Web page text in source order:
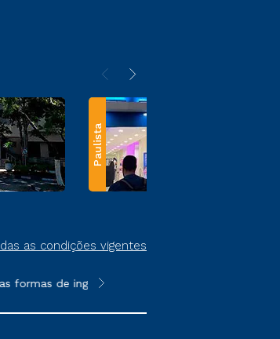
Paulista
as condições vigentes
de ingresso, exceto na prova on-line ou
**Semipresencial e EAD são